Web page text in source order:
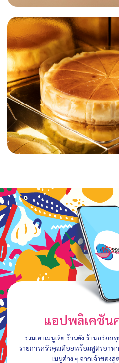
แอปพลิเคชัน
รวมเอาเมนูเด็ด ร้านดัง ร้านอร่อ
รายการครัวคุณต๋อยพร้อมสูตรอาห
เมนูต่าง ๆ จากเจ้าของ